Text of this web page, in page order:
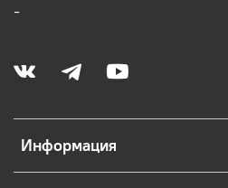
Информация
-